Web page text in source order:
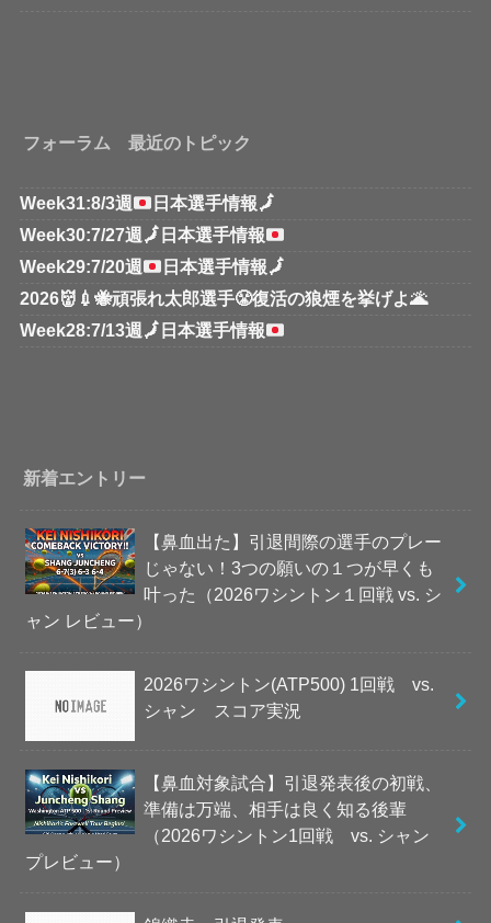
フォーラム 最近のトピック
Week31:8/3週 日本選手情報🗾
Week30:7/27週 🗾 日本選手情報
Week29:7/20週
日本選手情報🗾
2026👹💉🐝頑張れ太郎選手😤復活の狼煙を挙げよ🌋
Week28:7/13週 🗾 日本選手情報
新着エントリー
【鼻血出た】引退間際の選手のプレー
じゃない！3つの願いの１つが早くも
叶った（2026ワシントン１回戦 vs. シ
ャン レビュー）
2026ワシントン(ATP500) 1回戦 vs.
シャン スコア実況
【鼻血対象試合】引退発表後の初戦、
準備は万端、相手は良く知る後輩
（2026ワシントン1回戦 vs. シャン
プレビュー）